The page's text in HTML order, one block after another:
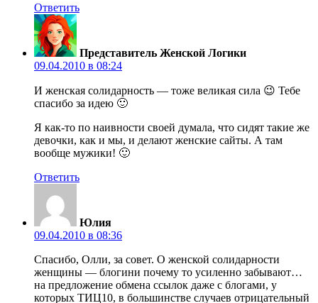
Ответить
Представитель Женской Логики
09.04.2010 в 08:24
И женская солидарность — тоже великая сила 😉 Тебе
спасибо за идею 🙂
Я как-то по наивности своей думала, что сидят такие же
девочки, как и мы, и делают женские сайты. А там
вообще мужики! 🙂
Ответить
Юлия
09.04.2010 в 08:36
Спасибо, Олли, за совет. О женской солидарности
женщины — блогини почему то усиленно забывают…
на предложение обмена ссылок даже с блогами, у
которых ТИЦ10, в большинстве случаев отрицательный